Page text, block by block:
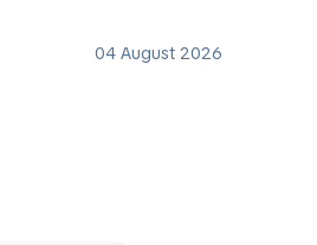
04 August 2026